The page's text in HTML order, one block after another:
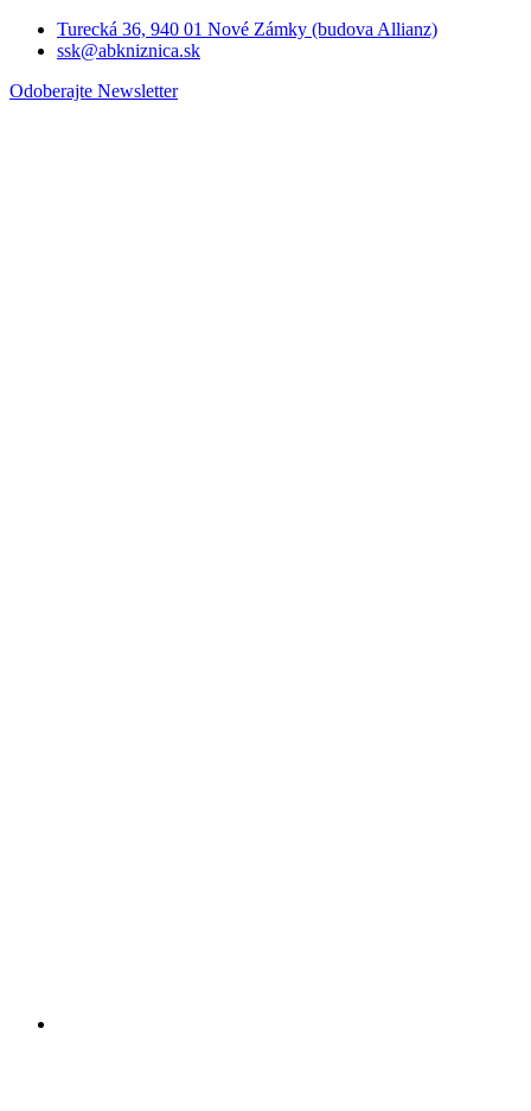
Turecká 36, 940 01 Nové Zámky (budova Allianz)
ssk@abkniznica.sk
Odoberajte Newsletter